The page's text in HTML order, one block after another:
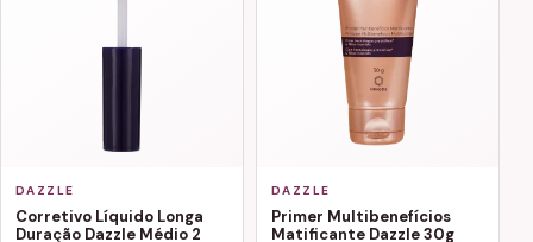
DAZZLE
Corretivo Líquido Longa
Duração Dazzle Médio 2
DAZZLE
Primer Multibenefícios
Matificante Dazzle 30g